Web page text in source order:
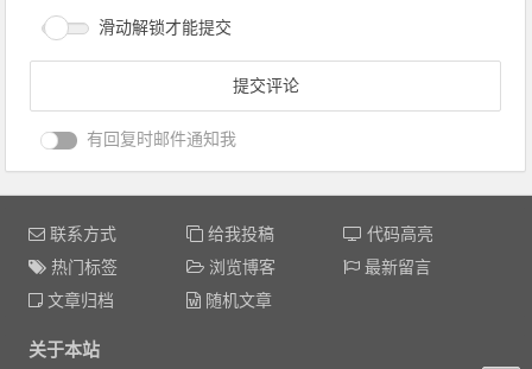
滑动解锁才能提交
有回复时邮件通知我
联系方式 给我投稿
代码高亮
热门标签
浏览博客
最新留言
文章归档
随机文章
关于本站